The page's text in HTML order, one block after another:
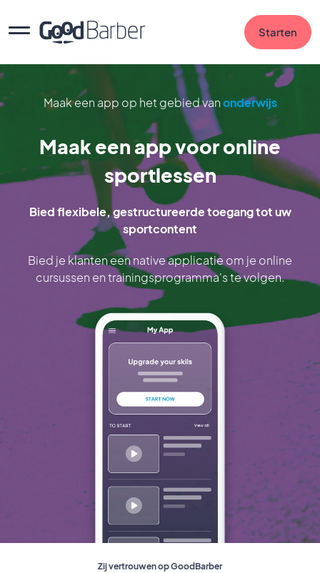
Starten
Maak een app op het gebied vanonderwijs
Maak een app voor online
sportlessen
Bied flexibele, gestructureerde toegang tot uw
sportcontent
Bied je klanten een native applicatie om je online
cursussen en trainingsprogramma's te volgen.
Zij vertrouwen op GoodBarber